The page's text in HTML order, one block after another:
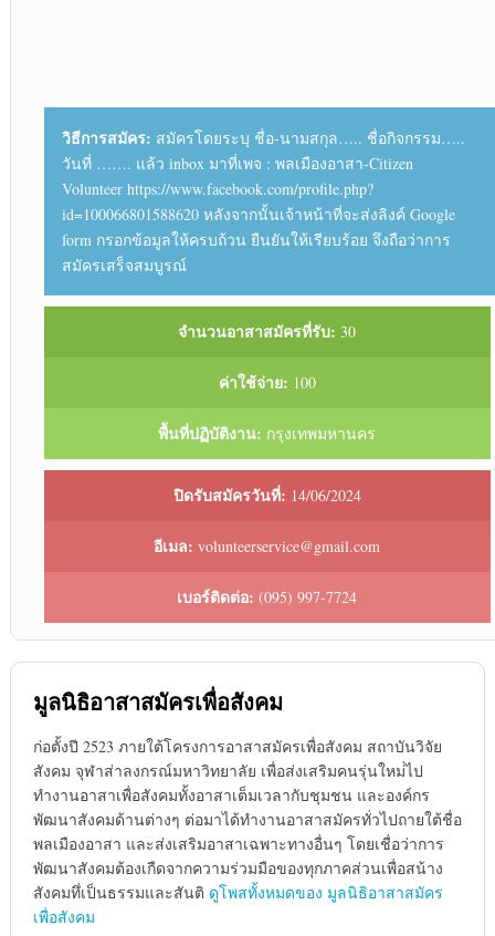
วิธีการสมัคร: สมัครโดยระบุ ชื่อ-นามสกุล….. ชื่อกิจกรรม…..
วันที่ ……. แล้ว inbox มาที่เพจ : พลเมืองอาสา-Citizen
Volunteer https://www.facebook.com/profile.php?
id=100066801588620 หลังจากนั้นเจ้าหน้าที่จะส่งลิงค์ Google
form กรอกข้อมูลให้ครบถ้วน ยืนยันให้เรียบร้อย จึงถือว่าการ
สมัครเสร็จสมบูรณ์
จำนวนอาสาสมัครที่รับ: 30
ค่าใช้จ่าย: 100
พื้นที่ปฏิบัติงาน: กรุงเทพมหานคร
ปิดรับสมัครวันที่: 14/06/2024
อีเมล: volunteerservice@gmail.com
เบอร์ติดต่อ: (095) 997-7724
มูลนิธิอาสาสมัครเพื่อสังคม
ก่อตั้งปี 2523 ภายใต้โครงการอาสาสมัครเพื่อสังคม สถาบันวิจัย
สังคม จุฬาส่าลงกรณ์มหาวิทยาลัย เพื่อส่งเสริมคนรุ่นใหม่่ไป
ทำงานอาสาเพื่อสังคมทั้งอาสาเต็มเวลากับชุมชน และองค์กร
พัฒนาสังคมด้านต่างๆ ต่อมาได้ทำงานอาสาสมัครทั่วไปถายใต้ชื่อ
พลเมืองอาสา และส่งเสริมอาสาเฉพาะทางอื่นๆ โดยเชื่อว่าการ
พัฒนาสังคมต้องเกืดจากความร่วมมือของทุกภาคส่วนเพื่อสน้าง
สังคมทึ่เป็นธรรมและสันติ ดูโพสทั้งหมดของ มูลนิธิอาสาสมัคร
เพื่อสังคม